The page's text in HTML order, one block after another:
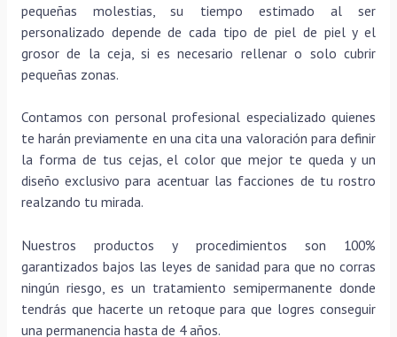
pequeñas molestias, su tiempo estimado al ser
personalizado depende de cada tipo de piel de piel y el
grosor de la ceja, si es necesario rellenar o solo cubrir
pequeñas zonas.
Contamos con personal profesional especializado quienes
te harán previamente en una cita una valoración para definir
la forma de tus cejas, el color que mejor te queda y un
diseño exclusivo para acentuar las facciones de tu rostro
realzando tu mirada.
Nuestros productos y procedimientos son 100%
garantizados bajos las leyes de sanidad para que no corras
ningún riesgo, es un tratamiento semipermanente donde
tendrás que hacerte un retoque para que logres conseguir
una permanencia hasta de 4 años.